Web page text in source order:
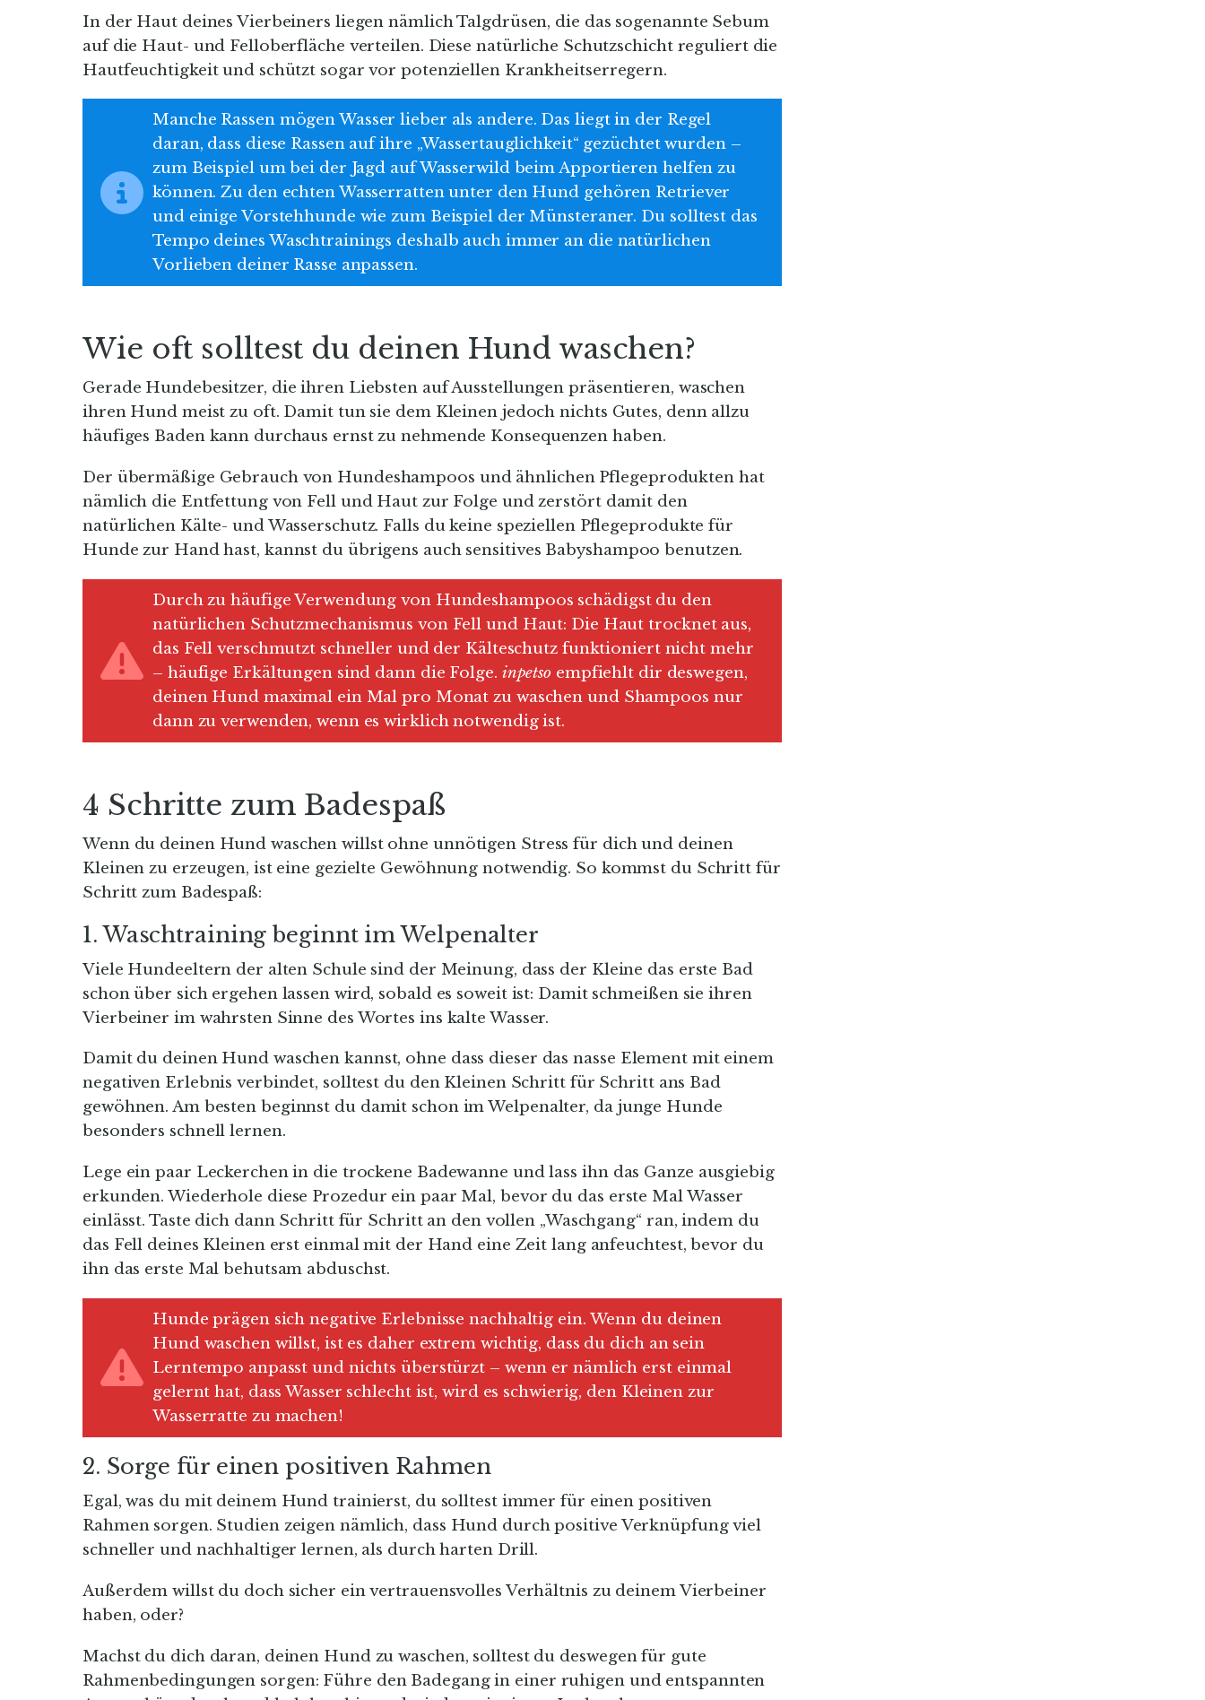
In der Haut deines Vierbeiners liegen nämlich Talgdrüsen, die das sogenannte Sebum
auf die Haut- und Felloberfläche verteilen. Diese natürliche Schutzschicht reguliert die
Hautfeuchtigkeit und schützt sogar vor potenziellen Krankheitserregern.
Manche Rassen mögen Wasser lieber als andere. Das liegt in der Regel
daran, dass diese Rassen auf ihre „Wassertauglichkeit“ gezüchtet wurden –
zum Beispiel um bei der Jagd auf Wasserwild beim Apportieren helfen zu
können. Zu den echten Wasserratten unter den Hund gehören Retriever
und einige Vorstehhunde wie zum Beispiel der Münsteraner. Du solltest das
Tempo deines Waschtrainings deshalb auch immer an die natürlichen
Vorlieben deiner Rasse anpassen.
Wie oft solltest du deinen Hund waschen?
Gerade Hundebesitzer, die ihren Liebsten auf Ausstellungen präsentieren, waschen
ihren Hund meist zu oft. Damit tun sie dem Kleinen jedoch nichts Gutes, denn allzu
häufiges Baden kann durchaus ernst zu nehmende Konsequenzen haben.
Der übermäßige Gebrauch von Hundeshampoos und ähnlichen Pflegeprodukten hat
nämlich die Entfettung von Fell und Haut zur Folge und zerstört damit den
natürlichen Kälte- und Wasserschutz. Falls du keine speziellen Pflegeprodukte für
Hunde zur Hand hast, kannst du übrigens auch sensitives Babyshampoo benutzen.
Durch zu häufige Verwendung von Hundeshampoos schädigst du den
natürlichen Schutzmechanismus von Fell und Haut: Die Haut trocknet aus,
das Fell verschmutzt schneller und der Kälteschutz funktioniert nicht mehr
– häufige Erkältungen sind dann die Folge. inpetso empfiehlt dir deswegen,
deinen Hund maximal ein Mal pro Monat zu waschen und Shampoos nur
dann zu verwenden, wenn es wirklich notwendig ist.
4 Schritte zum Badespaß
Wenn du deinen Hund waschen willst ohne unnötigen Stress für dich und deinen
Kleinen zu erzeugen, ist eine gezielte Gewöhnung notwendig. So kommst du Schritt für
Schritt zum Badespaß:
1. Waschtraining beginnt im Welpenalter
Viele Hundeeltern der alten Schule sind der Meinung, dass der Kleine das erste Bad
schon über sich ergehen lassen wird, sobald es soweit ist: Damit schmeißen sie ihren
Vierbeiner im wahrsten Sinne des Wortes ins kalte Wasser.
Damit du deinen Hund waschen kannst, ohne dass dieser das nasse Element mit einem
negativen Erlebnis verbindet, solltest du den Kleinen Schritt für Schritt ans Bad
gewöhnen. Am besten beginnst du damit schon im Welpenalter, da junge Hunde
besonders schnell lernen.
Lege ein paar Leckerchen in die trockene Badewanne und lass ihn das Ganze ausgiebig
erkunden. Wiederhole diese Prozedur ein paar Mal, bevor du das erste Mal Wasser
einlässt. Taste dich dann Schritt für Schritt an den vollen „Waschgang“ ran, indem du
das Fell deines Kleinen erst einmal mit der Hand eine Zeit lang anfeuchtest, bevor du
ihn das erste Mal behutsam abduschst.
Hunde prägen sich negative Erlebnisse nachhaltig ein. Wenn du deinen
Hund waschen willst, ist es daher extrem wichtig, dass du dich an sein
Lerntempo anpasst und nichts überstürzt – wenn er nämlich erst einmal
gelernt hat, dass Wasser schlecht ist, wird es schwierig, den Kleinen zur
Wasserratte zu machen!
2. Sorge für einen positiven Rahmen
Egal, was du mit deinem Hund trainierst, du solltest immer für einen positiven
Rahmen sorgen. Studien zeigen nämlich, dass Hund durch positive Verknüpfung viel
schneller und nachhaltiger lernen, als durch harten Drill.
Außerdem willst du doch sicher ein vertrauensvolles Verhältnis zu deinem Vierbeiner
haben, oder?
Machst du dich daran, deinen Hund zu waschen, solltest du deswegen für gute
Rahmenbedingungen sorgen: Führe den Badegang in einer ruhigen und entspannten